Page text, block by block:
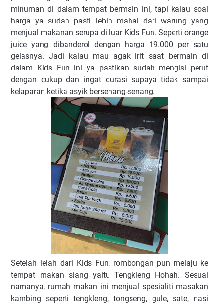
minuman di dalam tempat bermain ini, tapi kalau soal
harga ya sudah pasti lebih mahal dari warung yang
menjual makanan serupa di luar Kids Fun. Seperti orange
juice yang dibanderol dengan harga 19.000 per satu
gelasnya. Jadi kalau mau agak irit saat bermain di
dalam Kids Fun ini ya pastikan sudah mengisi perut
dengan cukup dan ingat durasi supaya tidak sampai
kelaparan ketika asyik bersenang-senang.
Setelah lelah dari Kids Fun, rombongan pun melaju ke
tempat makan siang yaitu Tengkleng Hohah. Sesuai
namanya, rumah makan ini menjual spesialiti masakan
kambing seperti tengkleng, tongseng, gule, sate, nasi